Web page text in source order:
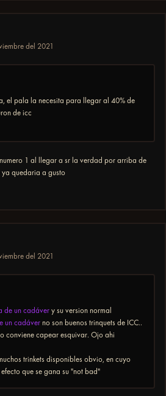
del 2021
el pala la necesita para llegar al 40% de
de icc
1 al llegar a sr la verdad por arriba de
quedaria a gusto
del 2021
de un cadávery su version normal
un cadáver no son buenos trinquets de ICC..
conviene capear esquivar. Ojo ahi
trinkets disponibles obvio, en cuyo
que se gana su "not bad"